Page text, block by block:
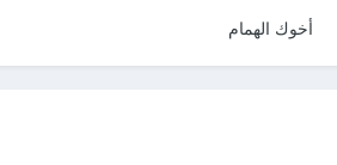
أخوك الهمام